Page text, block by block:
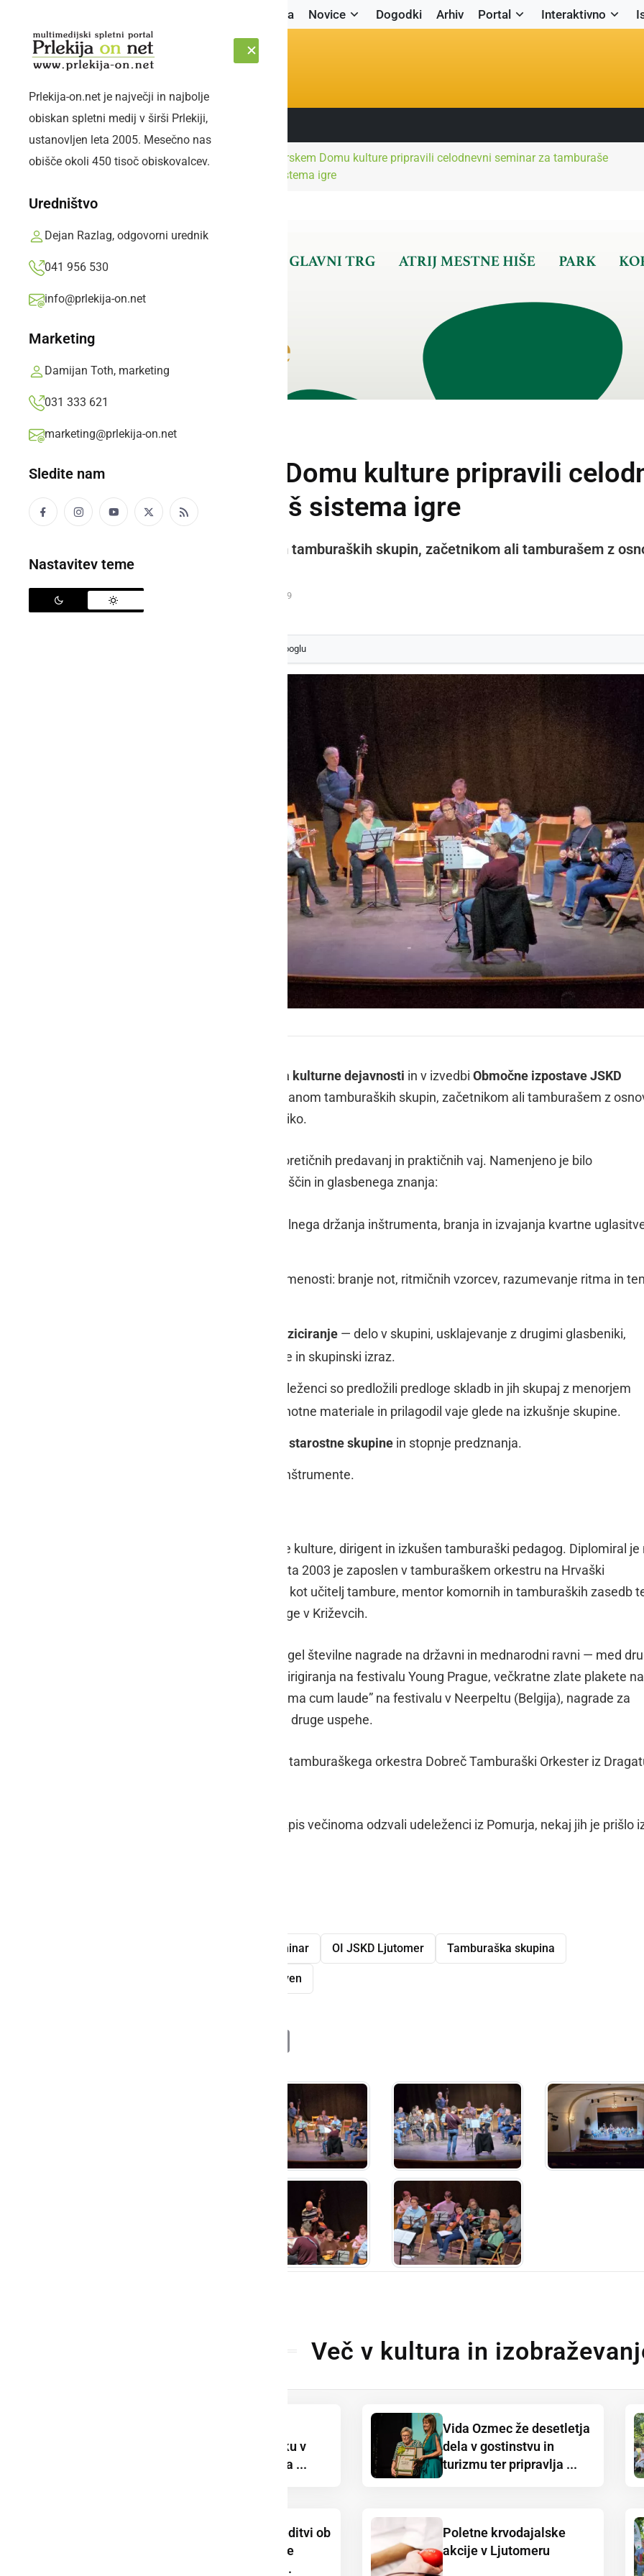
Naslovnica Novice Dogodki Arhiv Portal Interaktivno
SOBOTA, 8. AVGUST 2026 Sledite nam:
Prlekija-on.net je največji in najbolje
obiskan spletni medij v širši Prlekiji,
ustanovljen leta 2005. Mesečno nas
obišče okoli 450 tisoč obiskovalcev.
Uredništvo
Dejan Razlag, odgovorni urednik
041 956 530
info@prlekija-on.net
Marketing
Damijan Toth, marketing
031 333 621
marketing@prlekija-on.net
Sledite nam
Nastavitev teme
Naslovnica
Kultura in
V ljutomerskem Domu kulture pripravili celodnevni seminar za tamburaše
Farkaš sistema igre
KULTURA IN IZOBRAŽEVANJE
V ljutomerskem Domu kulture pripravili
tamburaše Farkaš sistema igre
Seminar je bil namenjen članom tamburaških skupin, začetnikom ali tamburašem z
tehniko.
Prlekija-on.net, ponedeljek, 26. januar 2026 ob 14:39
kot svoj prednostni vir na Googlu
Javnega sklada RS za kulturne dejavnosti in v izvedbi Območne izpostave JSKD
je bil seminar namenjen članom tamburaških skupin, začetnikom ali tamburašem z
znanjem, ki so želeli nadgraditi tehniko.
Delo je potekalo kot kombinacija teoretičnih predavanj in praktičnih vaj. Namenjeno je bilo
sistematičnemu razvoju igralskih veščin in glasbenega znanja:
— učenje pravilnega držanja inštrumenta, branja in izvajanja kvartne
— osnove notne pismenosti: branje not, ritmičnih vzorcev, razumevanje ritma in
Interpretacija & skupinsko muziciranje — delo v skupini, usklajevanje z drugimi glasbeniki,
poslušanje, dinamika, fraziranje in skupinski izraz.
— udeleženci so predložili predloge skladb in jih skupaj z menorjem
preigravali; mentor je pripravil notne materiale in prilagodil vaje glede na izkušnje skupine.
primeren za vse starostne skupine in stopnje predznanja.
Udeleženci so igrali na lastne inštrumente.
— profesor glasbene kulture, dirigent in izkušen tamburaški pedagog. Diplomiral je
Glasbeni akademiji v Zagrebu. Od leta 2003 je zaposlen v tamburaškem orkestru na Hrvaški
radioteleviziji; od 2005 naprej deluje kot učitelj tambure, mentor komornih in tamburaških zasedb
dirigent pri Glasbeni šoli Alberta Štrige v Križevcih.
S svojimi študenti in orkestri je dosegel številne nagrade na državni in mednarodni ravni — med
Grand Prix in nagrado za odličnost dirigiranja na festivalu Young Prague, večkratne zlate plakete na
festivalu v Osijeku, 1. nagrado “Summa cum laude” na festivalu v Neerpeltu (Belgija), nagrade za
najboljši dirigentski pečat in številne druge uspehe.
Od januarja 2024 je umetniški vodja tamburaškega orkestra Dobreč Tamburaški Orkester iz
Organizatorje veseli, da so se na razpis večinoma odzvali udeleženci iz Pomurja, nekaj jih je prišlo
seminar OI JSKD Ljutomer Tamburaška skupina
KD Cven
PrintFriendly
Več v kultura in
občinskem prazniku v
drugi polovici tedna ...
Vida Ozmec že desetletja
dela v gostinstvu in
turizmu ter pripravlja ...
Na slavnostni prireditvi ob
70. prazniku Občine
Ljutomer podelili ...
Poletne krvodajalske
akcije v Ljutomeru